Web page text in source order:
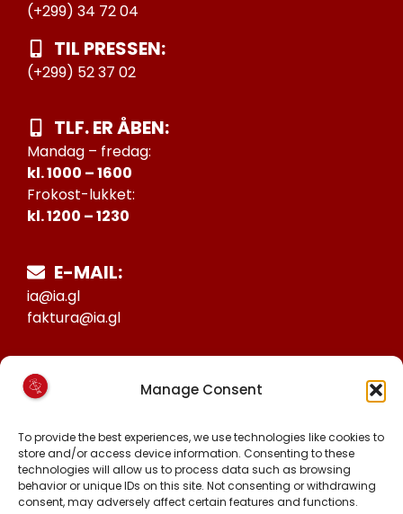
Manage Consent
To provide the best experiences, we use technologies like cookies to
store and/or access device information. Consenting to these
technologies will allow us to process data such as browsing
behavior or unique IDs on this site. Not consenting or withdrawing
consent, may adversely affect certain features and functions.
(+299) 34 72 04
TIL PRESSEN:
(+299) 52 37 02
TLF. ER ÅBEN:
Mandag – fredag:
kl. 1000 – 1600
Frokost-lukket:
kl. 1200 – 1230
E-MAIL:
ia@ia.gl
faktura@ia.gl
25027388
KONTO NR:
6471-1511626